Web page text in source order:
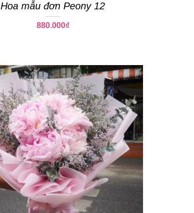
Hoa mẫu đơn Peony 12
880.000₫